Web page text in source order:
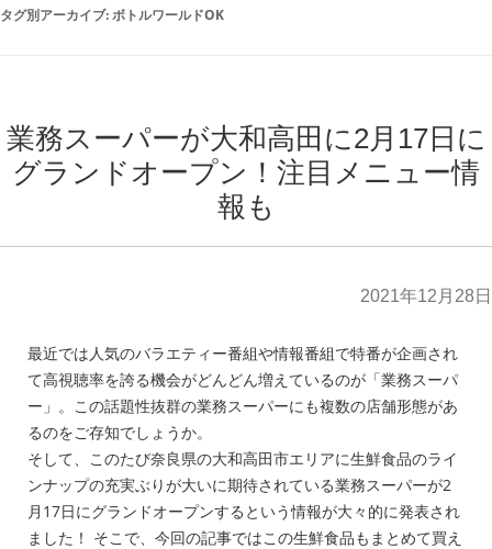
タグ別アーカイブ: ボトルワールドOK
業務スーパーが大和高田に2月17日に
グランドオープン！注目メニュー情
報も
2021年12月28日
最近では人気のバラエティー番組や情報番組で特番が企画され
て高視聴率を誇る機会がどんどん増えているのが「業務スーパ
ー」。この話題性抜群の業務スーパーにも複数の店舗形態があ
るのをご存知でしょうか。
そして、このたび奈良県の大和高田市エリアに生鮮食品のライ
ンナップの充実ぶりが大いに期待されている業務スーパーが2
月17日にグランドオープンするという情報が大々的に発表され
ました！ そこで、今回の記事ではこの生鮮食品もまとめて買え